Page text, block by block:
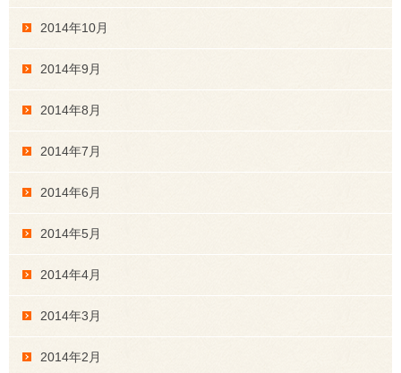
2014年10月
2014年9月
2014年8月
2014年7月
2014年6月
2014年5月
2014年4月
2014年3月
2014年2月